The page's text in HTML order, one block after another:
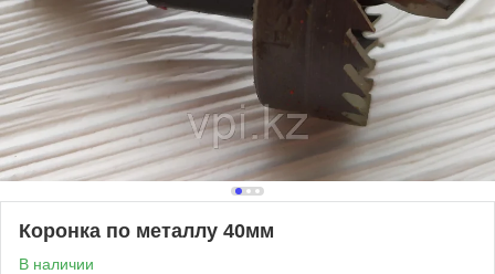
Коронка по металлу 40мм
В наличии